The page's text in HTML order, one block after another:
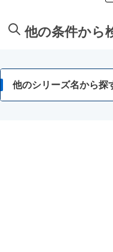
他の条件から
他のシリーズ名から探